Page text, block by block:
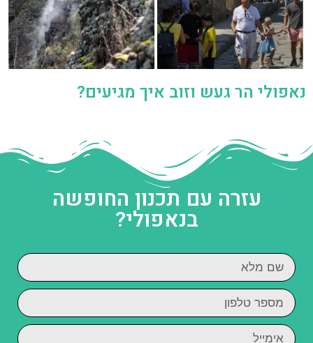
נאפולי הר געש וזוב איך מגיעים?
עזרה עם תכנון החופשה
בנאפולי?